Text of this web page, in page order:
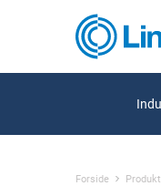
Forside